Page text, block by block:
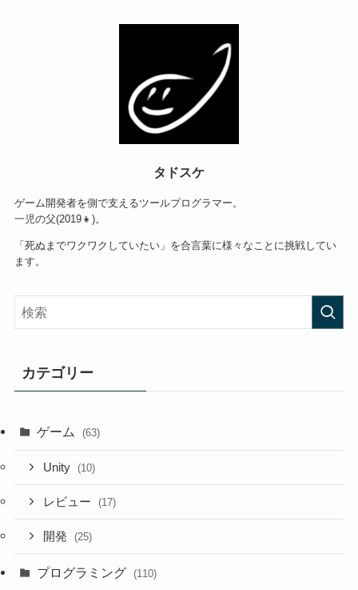
タドスケ
ゲーム開発者を側で支えるツールプログラマー。
一児の父(2019👧)。
「死ぬまでワクワクしていたい」を合言葉に様々なことに挑戦してい
ます。
カテゴリー
ゲーム (63)
Unity (10)
レビュー (17)
開発 (25)
プログラミング (110)